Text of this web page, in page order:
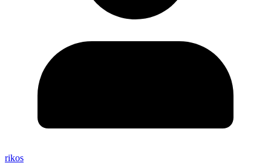
rikos